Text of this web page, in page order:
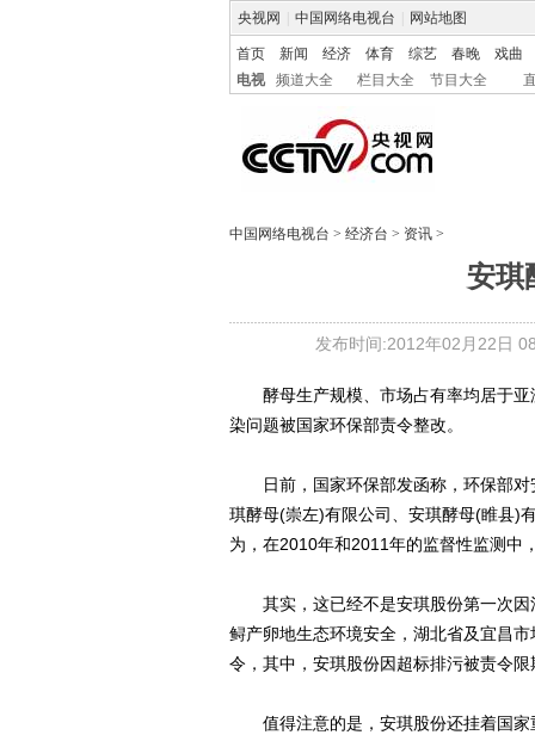
央视网 中国网络电视台 网站地图
首页 新闻 经济 体育 综艺 春晚 戏曲
电视
频道大全 栏目大全 节目大全
中国网络电视台 > 经济台 > 资讯 >
安琪
发布时间:2012年02月22日
酵母生产规模、市场占有率均居于亚
染问题被国家环保部责令整改。
日前，国家环保部发函称，环保部对
琪酵母(崇左)有限公司、安琪酵母(睢县)
为，在2010年和2011年的监督性监测中
其实，这已经不是安琪股份第一次因
鲟产卵地生态环境安全，湖北省及宜昌
令，其中，安琪股份因超标排污被责令限
值得注意的是，安琪股份还挂着国家